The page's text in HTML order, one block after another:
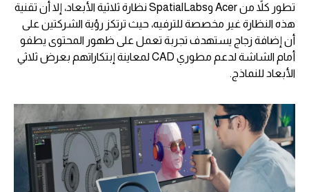
تطور كلاً من Acer وSpatialLabs نظارة ثلاثية الأبعاد، إلا أن تقنية
هذه النظارة غير مخصصة للترفيه، حيث ترتكز رؤية الشركتين على
أن إضافة زجاج يستهدف تجربة تعمل على ظهور المحتوى يطفو
أمام الشاشة لدعم مطوري CAD لمعاينة إبتكاراتهم بعرض ثلاثي
الأبعاد للنماذج.